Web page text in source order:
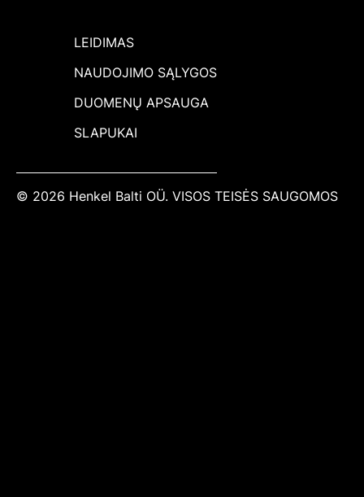
LEIDIMAS
NAUDOJIMO SĄLYGOS
DUOMENŲ APSAUGA
SLAPUKAI
© 2026 Henkel Balti OÜ. VISOS TEISĖS SAUGOMOS